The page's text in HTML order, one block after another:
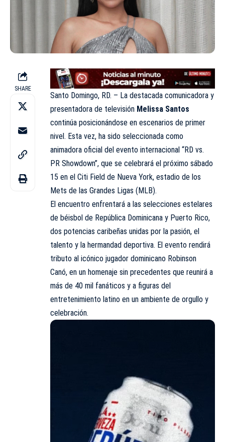
SHARE
Santo Domingo, RD. – La destacada comunicadora y
presentadora de televisión Melissa Santos
continúa posicionándose en escenarios de primer
nivel. Esta vez, ha sido seleccionada como
animadora oficial del evento internacional “RD vs.
PR Showdown”, que se celebrará el próximo sábado
15 en el Citi Field de Nueva York, estadio de los
Mets de las Grandes Ligas (MLB).
El encuentro enfrentará a las selecciones estelares
de béisbol de República Dominicana y Puerto Rico,
dos potencias caribeñas unidas por la pasión, el
talento y la hermandad deportiva. El evento rendirá
tributo al icónico jugador dominicano Robinson
Canó, en un homenaje sin precedentes que reunirá a
más de 40 mil fanáticos y a figuras del
entretenimiento latino en un ambiente de orgullo y
celebración.